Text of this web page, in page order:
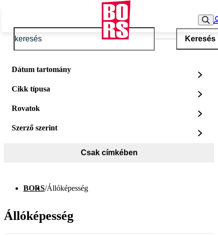
Keresés
Dátum tartomány
Cikk típusa
Rovatok
Szerző szerint
Csak címkében
BORS/Állóképesség
Állóképesség